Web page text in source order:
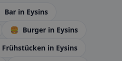
Bar in Eysins
🍔 Burger in Eysins
Frühstücken in Eysins